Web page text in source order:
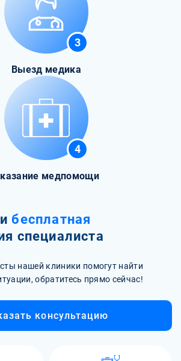
3
Выезд медика
4
медпомощи
бесплатная
специалиста
нашей клиники помогут найти
обратитесь прямо сейчас!
консультацию